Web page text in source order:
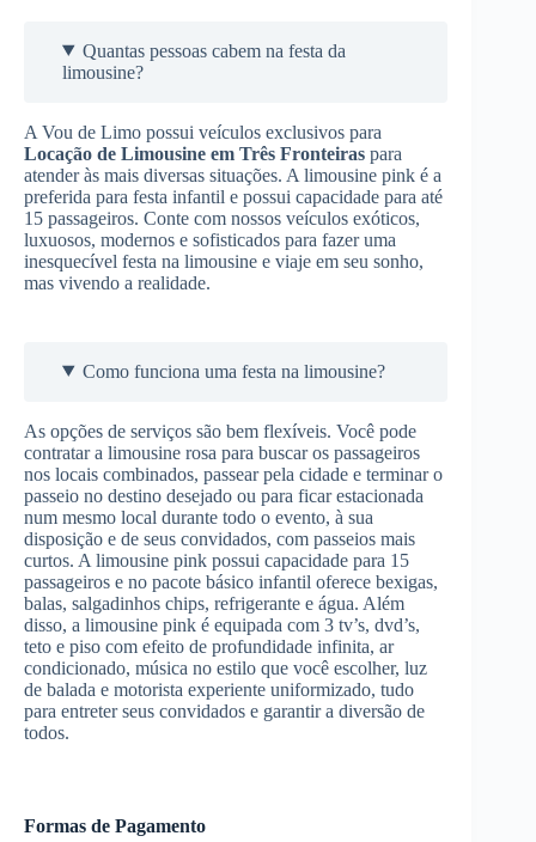
Quantas pessoas cabem na festa da
limousine?
A Vou de Limo possui veículos exclusivos para
Locação de Limousine em Três Fronteiras para
atender às mais diversas situações. A limousine pink é a
preferida para festa infantil e possui capacidade para até
15 passageiros. Conte com nossos veículos exóticos,
luxuosos, modernos e sofisticados para fazer uma
inesquecível festa na limousine e viaje em seu sonho,
mas vivendo a realidade.
Como funciona uma festa na limousine?
As opções de serviços são bem flexíveis. Você pode
contratar a limousine rosa para buscar os passageiros
nos locais combinados, passear pela cidade e terminar o
passeio no destino desejado ou para ficar estacionada
num mesmo local durante todo o evento, à sua
disposição e de seus convidados, com passeios mais
curtos. A limousine pink possui capacidade para 15
passageiros e no pacote básico infantil oferece bexigas,
balas, salgadinhos chips, refrigerante e água. Além
disso, a limousine pink é equipada com 3 tv’s, dvd’s,
teto e piso com efeito de profundidade infinita, ar
condicionado, música no estilo que você escolher, luz
de balada e motorista experiente uniformizado, tudo
para entreter seus convidados e garantir a diversão de
todos.
Formas de Pagamento